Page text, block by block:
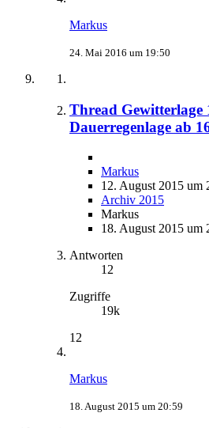
Markus
24. Mai 2016 um 19:50
Thread Gewitterlage
Dauerregenlage ab
Markus
12. August 2015 um
Archiv 2015
Markus
18. August 2015 um
Antworten
12
Zugriffe
19k
12
Markus
18. August 2015 um 20:59